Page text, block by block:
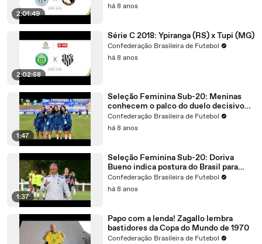
2:01:49
há 8 anos
2:02:58
Série C 2018: Ypiranga (RS) x Tupi (MG)
Confederação Brasileira de Futebol
há 8 anos
1:47
Seleção Feminina Sub-20: Meninas
conhecem o palco do duelo decisivo
entre Brasil x Coreia do Norte
Confederação Brasileira de Futebol
há 8 anos
1:37
Seleção Feminina Sub-20: Doriva
Bueno indica postura do Brasil para
duelo decisivo no Mundial
Confederação Brasileira de Futebol
há 8 anos
Papo com a lenda! Zagallo lembra
bastidores da Copa do Mundo de 1970
Confederação Brasileira de Futebol